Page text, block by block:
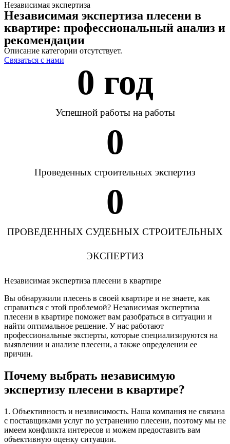
Независимая экспертиза
Независимая экспертиза плесени в
квартире: профессиональный анализ и
рекомендации
Описание категории отсутствует.
Связаться с нами
0 год
Успешной работы на работы
0
Проведенных строительных экспертиз
0
ПРОВЕДЕННЫХ СУДЕБНЫХ СТРОИТЕЛЬНЫХ
ЭКСПЕРТИЗ
Независимая экспертиза плесени в квартире
Вы обнаружили плесень в своей квартире и не знаете, как
справиться с этой проблемой? Независимая экспертиза
плесени в квартире поможет вам разобраться в ситуации и
найти оптимальное решение. У нас работают
профессиональные эксперты, которые специализируются на
выявлении и анализе плесени, а также определении ее
причин.
Почему выбрать независимую
экспертизу плесени в квартире?
1. Объективность и независимость. Наша компания не связана
с поставщиками услуг по устранению плесени, поэтому мы не
имеем конфликта интересов и можем предоставить вам
объективную оценку ситуации.